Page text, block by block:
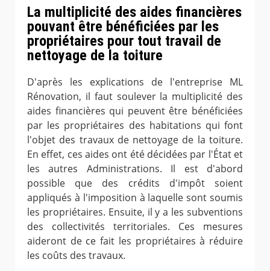
La multiplicité des aides financières
pouvant être bénéficiées par les
propriétaires pour tout travail de
nettoyage de la toiture
D'après les explications de l'entreprise ML
Rénovation, il faut soulever la multiplicité des
aides financières qui peuvent être bénéficiées
par les propriétaires des habitations qui font
l'objet des travaux de nettoyage de la toiture.
En effet, ces aides ont été décidées par l'État et
les autres Administrations. Il est d'abord
possible que des crédits d'impôt soient
appliqués à l'imposition à laquelle sont soumis
les propriétaires. Ensuite, il y a les subventions
des collectivités territoriales. Ces mesures
aideront de ce fait les propriétaires à réduire
les coûts des travaux.